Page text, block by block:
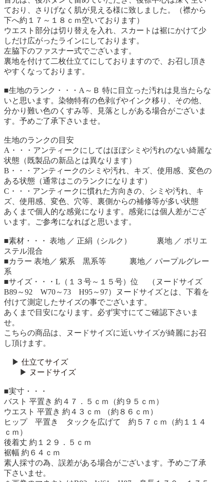
ており、さりげなく肌が見える様に致しました。（襟から
下へ約１７～１８ｃｍ空いております）
ウエスト部分は切り替えを入れ、スカートは裾にかけて少
しだけ広がったラインにしております。
左脇下のファスナー式でございます。
裏地を付けて二枚仕立てにしておりますので、お召し頂き
やすくなっております。
■生地のランク・・・A～Ｂ 特に目立った汚れは見当たらな
いと思います。染物特有の色剥げやインク移り、その他、
分かり難い色のくすみ等、見落としがある場合がございま
す。予めご了承下さいませ。
生地のランクの目安
A・・・アンティークにしてはほぼシミや汚れのない綺麗な
状態（既製品の新品とは異なります）
B・・・アンティークのシミや汚れ、キズ、使用感、変色の
ある状態（通常はこのランクになります）
C・・・アンティークに慣れた方向きの、シミや汚れ、キ
ズ、使用感、変色、穴等、裏側からの補修等が多い状態
あくまで個人的な感覚になります。感覚には個人差がござ
います。ご参考になればと思います。
■素材・・・ 表地 ／ 正絹（シルク） 裏地 ／ ポリエ
ステル混合
■カラー 表地／ 紫系 黒系等 裏地／ パープルグレー
系
■サイズ・・・L（１３号～１５号）位 （ヌードサイズ
B89～92 W70～73 H95～97）ヌードサイズとは、下着を
付けて測定したサイズの事でございます。
あくまで目安になります。必ず実寸にてご確認下さいま
せ。
こちらの商品は、ヌードサイズに近いサイズが綺麗にお召
し頂けます。
▶︎仕立てサイズ
▶︎ ヌードサイズ
■実寸・・・
バスト 平置き 約４７．５ｃｍ（約９５ｃｍ）
ウエスト 平置き 約４３ｃｍ （約８６ｃｍ）
ヒップ 平置き タックを広げて 約５７ｃｍ（約１１４
ｃｍ）
後着丈 約１２９．５ｃｍ
裾幅 約６４ｃｍ
素人採寸の為、誤差がある場合がございます。予めご了承
下さいませ。